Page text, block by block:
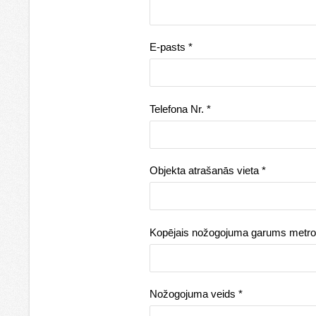
E-pasts *
Telefona Nr. *
Objekta atrašanās vieta *
Kopējais nožogojuma garums
Nožogojuma veids *